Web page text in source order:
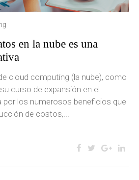
en la nube es una
cloud computing (la nube), como
curso de expansión en el
por los numerosos beneficios que
de costos,...